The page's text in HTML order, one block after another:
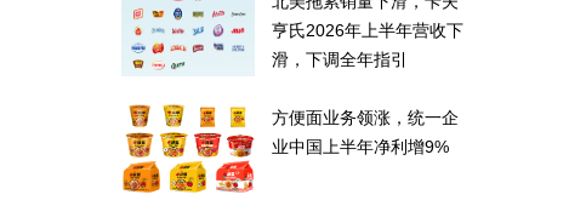
亨氏2026年上半年营收下
滑，下调全年指引
方便面业务领涨，统一企
业中国上半年净利增9%